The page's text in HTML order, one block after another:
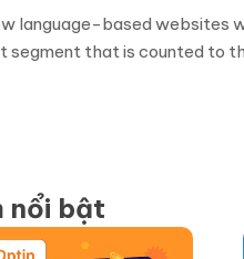
language-based websites
that is counted to
nổi bật